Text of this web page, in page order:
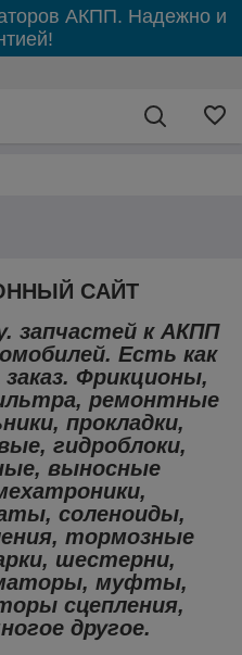
АКПП. Надежно и
САЙТ
запчастей к АКПП
Есть как
Фрикционы,
ремонтные
прокладки,
гидроблоки,
выносные
соленоиды,
тормозные
шестерни,
муфты,
сцепления,
другое.